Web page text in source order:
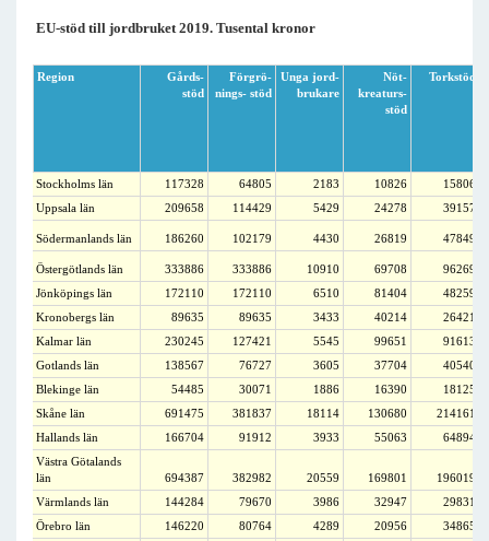
EU-stöd till jordbruket 2019. Tusental kronor
Region
Gårds-
stöd
Förgrö-
nings- stöd
Unga jord-
brukare
Nöt-
kreaturs-
stöd
Torkstöd
Stockholms län 117328 64805 2183 10826
15806
Uppsala län
209658 114429 5429 24278 39157
Södermanlands län 186260 102179 4430 26819 47849
Östergötlands län 333886 333886 10910 69708
96269
Jönköpings län
172110 172110 6510 81404
48259
Kronobergs län
89635 89635 3433 40214
26421
Kalmar län
230245 127421 5545 99651
91613
Gotlands län
138567 76727 3605 37704
40540
Blekinge län
54485 30071 1886 16390
18125
Skåne län
691475 381837 18114 130680
214161
Hallands län
166704 91912 3933 55063
64894
Västra Götalands
län
694387 382982 20559 169801
196019
Värmlands län
144284 79670 3986 32947
29831
Örebro län
146220 80764 4289 20956 34865